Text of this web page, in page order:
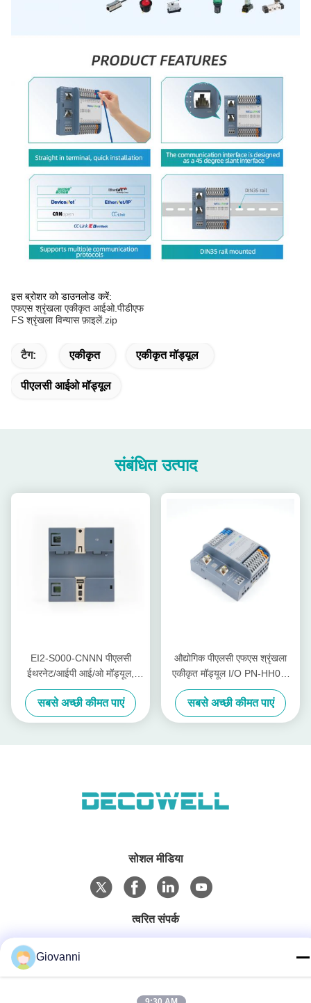
इस ब्रोशर को डाउनलोड करें:
एफएस श्रृंखला एकीकृत आईओ.पीडीएफ
FS श्रृंखला विन्यास फ़ाइलें.zip
टैग: एकीकृत एकीकृत मॉड्यूल
पीएलसी आईओ मॉड्यूल
संबंधित उत्पाद
EI2-S000-CNNN पीएलसी
ईथरनेट/आईपी आई/ओ मॉड्यूल,
32डीआई द्विदिशात्मक इनपुट,
रोएचएस प्रमाणित, औद्योगिक
स्वचालन
सबसे अच्छी कीमत पाएं
औद्योगिक पीएलसी एफएस श्रृंखला
एकीकृत मॉड्यूल I/O PN-HH00-
C0NN उत्पादकता में वृद्धि के लिए
सबसे अच्छी कीमत पाएं
सोशल मीडिया
त्वरित संपर्क
Giovanni